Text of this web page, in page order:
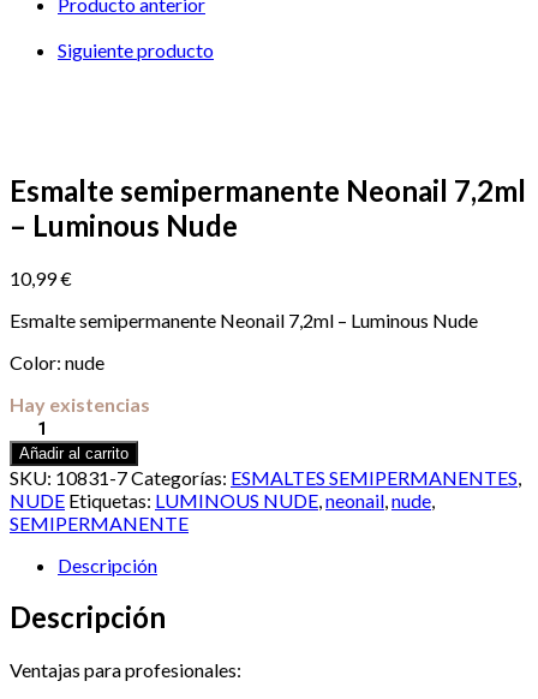
LuminousSiguiente producto
Esmalte semipermanente Neonail 7,2ml
– Luminous Nude
10,99€
Esmalte semipermanente Neonail 7,2ml – Luminous Nude
Color: nude
Hay existencias
Esmalte
semipermanente
Neonail
7,2ml
–
Luminous
Nude
Añadir al carrito
SKU: 10831-7Categorías: ESMALTES SEMIPERMANENTES
NUDE Etiquetas: LUMINOUS NUDE neonail nude
SEMIPERMANENTE
Descripción
Descripción
Ventajas para profesionales: